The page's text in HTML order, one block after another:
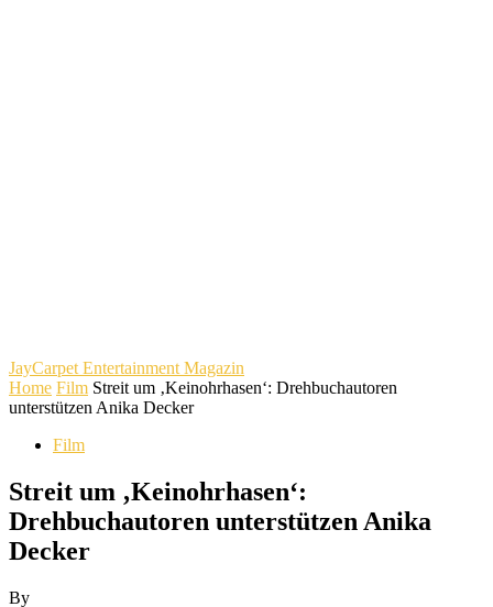
JayCarpet Entertainment Magazin
Home Film Streit um ‚Keinohrhasen‘: Drehbuchautoren
unterstützen Anika Decker
Film
Streit um ‚Keinohrhasen‘:
Drehbuchautoren unterstützen Anika
Decker
By